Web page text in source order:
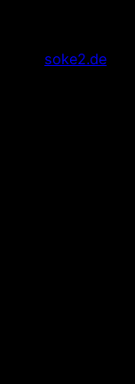
soke2.de